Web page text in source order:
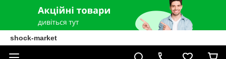
shock-market